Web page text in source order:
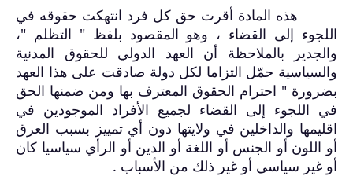
هذه المادة أقرت حق كل فرد انتهكت حقوقه في
اللجوء إلى القضاء ، وهو المقصود بلفظ " التظلم "،
والجدير بالملاحظة أن العهد الدولي للحقوق المدنية
والسياسية حمّل التزاما لكل دولة صادقت على هذا العهد
بضرورة " احترام الحقوق المعترف بها ومن ضمنها الحق
في اللجوء إلى القضاء لجميع الأفراد الموجودين في
اقليمها والداخلين في ولايتها دون أي تمييز بسبب العرق
أو اللون أو الجنس أو اللغة أو الدين أو الرأي سياسيا كان
أو غير سياسي أو غير ذلك من الأسباب .